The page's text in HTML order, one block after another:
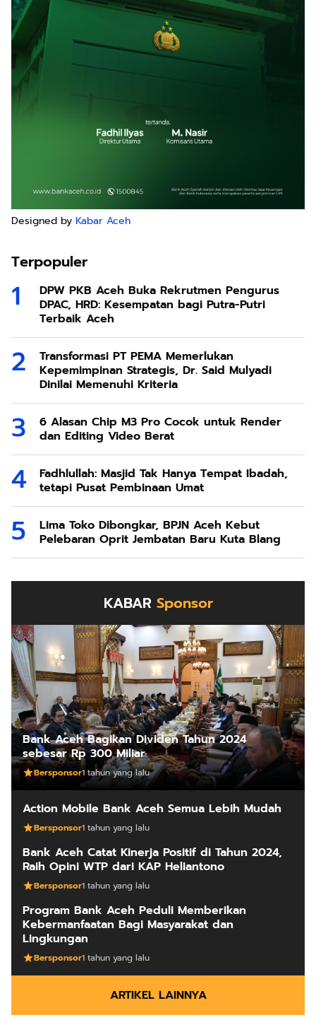
Designed by Kabar Aceh
Terpopuler
DPW PKB Aceh Buka Rekrutmen Pengurus
DPAC, HRD: Kesempatan bagi Putra-Putri
Terbaik Aceh
Transformasi PT PEMA Memerlukan
Kepemimpinan Strategis, Dr. Said Mulyadi
Dinilai Memenuhi Kriteria
6 Alasan Chip M3 Pro Cocok untuk Render
dan Editing Video Berat
Fadhlullah: Masjid Tak Hanya Tempat Ibadah,
tetapi Pusat Pembinaan Umat
Lima Toko Dibongkar, BPJN Aceh Kebut
Pelebaran Oprit Jembatan Baru Kuta Blang
KABAR Sponsor
Bank Aceh Bagikan Dividen Tahun 2024
sebesar Rp 300 Miliar
Bersponsor1 tahun yang lalu
Action Mobile Bank Aceh Semua Lebih Mudah
Bersponsor1 tahun yang lalu
Bank Aceh Catat Kinerja Positif di Tahun 2024,
Raih Opini WTP dari KAP Heliantono
Bersponsor1 tahun yang lalu
Program Bank Aceh Peduli Memberikan
Kebermanfaatan Bagi Masyarakat dan
Lingkungan
Bersponsor1 tahun yang lalu
ARTIKEL LAINNYA